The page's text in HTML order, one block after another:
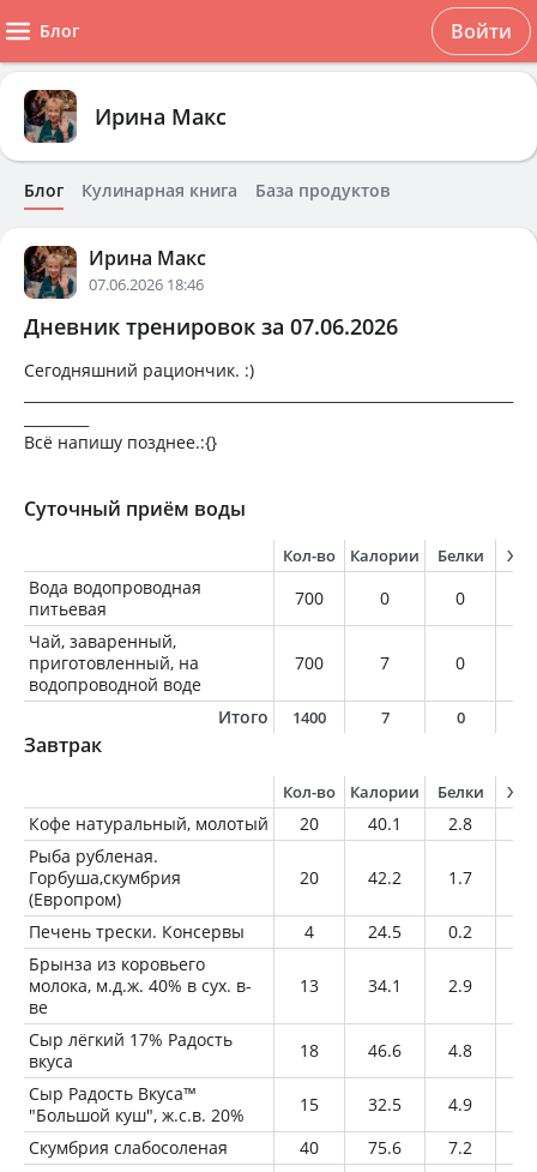
Блог Войти
Ирина Макс
Блог Кулинарная книга База продуктов
Ирина Макс
07.06.2026 18:46
Дневник тренировок за 07.06.2026
Сегодняшний рациончик. :)
Всё напишу позднее.:{}
Суточный приём воды
Кол-во Калории Белки
Вода водопроводная
питьевая
700 0 0
Чай, заваренный,
приготовленный, на
водопроводной воде
700 7 0
Итого 1400 7 0
Завтрак
Кол-во Калории Белки
Кофе натуральный, молотый 20 40.1 2.8
Рыба рубленая.
Горбуша,скумбрия
(Европром)
20 42.2 1.7
Печень трески. Консервы 4 24.5 0.2
Брынза из коровьего
молока, м.д.ж. 40% в сух. в-
ве
13 34.1 2.9
Сыр лёгкий 17% Радость
вкуса
18 46.6 4.8
Сыр Радость Вкуса™
"Большой куш", ж.с.в. 20%
15 32.5 4.9
Скумбрия слабосоленая
40 75.6 7.2